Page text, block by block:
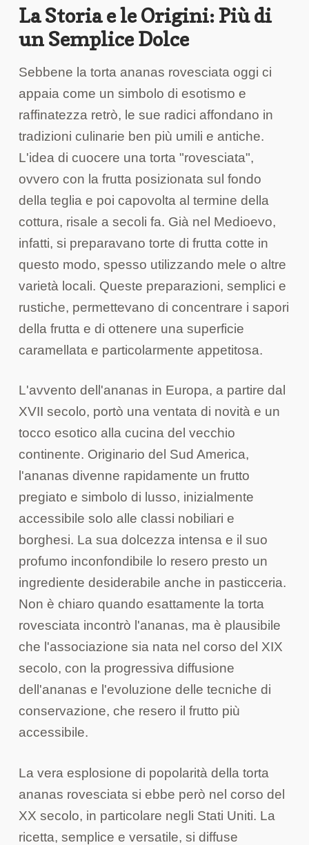
La Storia e le Origini: Più di
un Semplice Dolce
Sebbene la torta ananas rovesciata oggi ci
appaia come un simbolo di esotismo e
raffinatezza retrò, le sue radici affondano in
tradizioni culinarie ben più umili e antiche.
L'idea di cuocere una torta "rovesciata",
ovvero con la frutta posizionata sul fondo
della teglia e poi capovolta al termine della
cottura, risale a secoli fa. Già nel Medioevo,
infatti, si preparavano torte di frutta cotte in
questo modo, spesso utilizzando mele o altre
varietà locali. Queste preparazioni, semplici e
rustiche, permettevano di concentrare i sapori
della frutta e di ottenere una superficie
caramellata e particolarmente appetitosa.
L'avvento dell'ananas in Europa, a partire dal
XVII secolo, portò una ventata di novità e un
tocco esotico alla cucina del vecchio
continente. Originario del Sud America,
l'ananas divenne rapidamente un frutto
pregiato e simbolo di lusso, inizialmente
accessibile solo alle classi nobiliari e
borghesi. La sua dolcezza intensa e il suo
profumo inconfondibile lo resero presto un
ingrediente desiderabile anche in pasticceria.
Non è chiaro quando esattamente la torta
rovesciata incontrò l'ananas, ma è plausibile
che l'associazione sia nata nel corso del XIX
secolo, con la progressiva diffusione
dell'ananas e l'evoluzione delle tecniche di
conservazione, che resero il frutto più
accessibile.
La vera esplosione di popolarità della torta
ananas rovesciata si ebbe però nel corso del
XX secolo, in particolare negli Stati Uniti. La
ricetta, semplice e versatile, si diffuse